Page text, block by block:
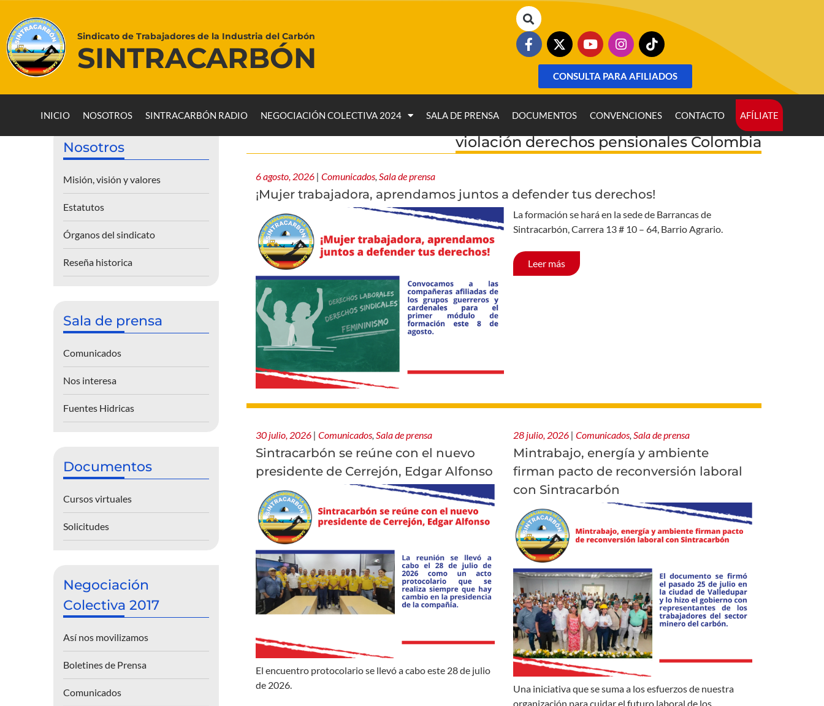
Sindicato de Trabajadores de la Industria del Carbón
SINTRACARBÓN
CONSULTA PARA AFILIADOS
INICIO NOSOTROS SINTRACARBÓN RADIO NEGOCIACIÓN COLECTIVA 2024 SALA DE PRENSA DOCUMENTOS CONVENCIONES CONTACTO AFÍLIATE
violación derechos pensionales Colombia
6 agosto, 2026 | Comunicados, Sala de prensa
¡Mujer trabajadora, aprendamos juntos a defender tus derechos!
La formación se hará en la sede de Barrancas de
Sintracarbón, Carrera 13 # 10 – 64, Barrio Agrario.
Leer más
30 julio, 2026 | Comunicados Sala de prensa
Sintracarbón se reúne con el nuevo
presidente de Cerrejón, Edgar Alfonso
El encuentro protocolario se llevó a cabo este 28 de julio
de 2026.
28 julio, 2026 | Comunicados Sala de prensa
Mintrabajo, energía y ambiente
firman pacto de reconversión laboral
con Sintracarbón
Una iniciativa que se suma a los esfuerzos de nuestra
organización para cuidar el futuro laboral de los
Nosotros
Misión, visión y valores
Estatutos
Órganos del sindicato
Reseña historica
Sala de prensa
Comunicados
Nos interesa
Fuentes Hidricas
Documentos
Cursos virtuales
Solicitudes
Negociación
Colectiva 2017
Así nos movilizamos
Boletines de Prensa
Comunicados